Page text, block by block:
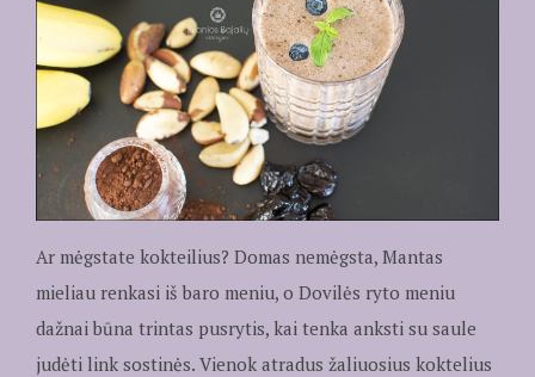
Ar mėgstate kokteilius? Domas nemėgsta, Mantas
mieliau renkasi iš baro meniu, o Dovilės ryto meniu
dažnai būna trintas pusrytis, kai tenka anksti su saule
judėti link sostinės. Vienok atradus žaliuosius koktelius